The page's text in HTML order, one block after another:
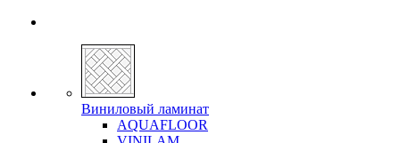
Виниловый ламинат
AQUAFLOOR